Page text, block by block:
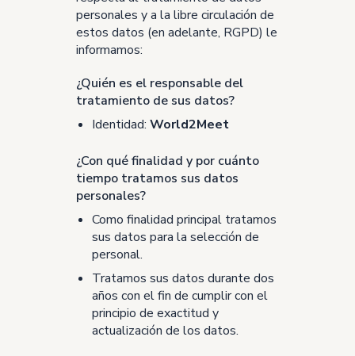
personales y a la libre circulación de
estos datos (en adelante, RGPD) le
informamos:
¿Quién es el responsable del
tratamiento de sus datos?
Identidad: World2Meet
¿Con qué finalidad y por cuánto
tiempo tratamos sus datos
personales?
Como finalidad principal tratamos
sus datos para la selección de
personal.
Tratamos sus datos durante dos
años con el fin de cumplir con el
principio de exactitud y
actualización de los datos.